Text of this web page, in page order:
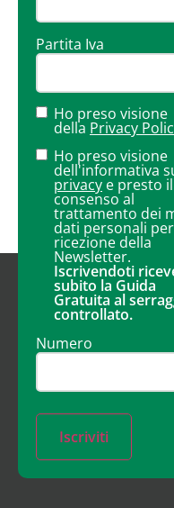
Partita Iva
Ho preso visione
della Privacy
Ho preso visione
dell'informativa
privacy e presto il
consenso al
trattamento dei
dati personali
ricezione della
Newsletter.
Iscrivendoti
subito la Guida
Gratuita al
controllato.
Numero
Iscriviti